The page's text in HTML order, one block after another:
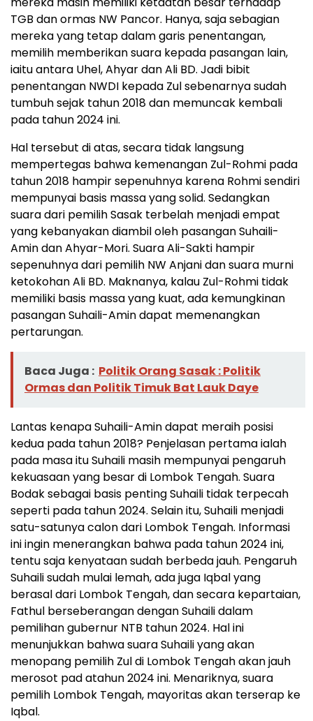
TGB dan ormas NW Pancor. Hanya, saja sebagian
mereka yang tetap dalam garis penentangan,
memilih memberikan suara kepada pasangan lain,
iaitu antara Uhel, Ahyar dan Ali BD. Jadi bibit
penentangan NWDI kepada Zul sebenarnya sudah
tumbuh sejak tahun 2018 dan memuncak kembali
pada tahun 2024 ini.
Hal tersebut di atas, secara tidak langsung
mempertegas bahwa kemenangan Zul-Rohmi pada
tahun 2018 hampir sepenuhnya karena Rohmi sendiri
mempunyai basis massa yang solid. Sedangkan
suara dari pemilih Sasak terbelah menjadi empat
yang kebanyakan diambil oleh pasangan Suhaili-
Amin dan Ahyar-Mori. Suara Ali-Sakti hampir
sepenuhnya dari pemilih NW Anjani dan suara murni
ketokohan Ali BD. Maknanya, kalau Zul-Rohmi tidak
memiliki basis massa yang kuat, ada kemungkinan
pasangan Suhaili-Amin dapat memenangkan
pertarungan.
Baca Juga : Politik Orang Sasak : Politik
Ormas dan Politik Timuk Bat Lauk Daye
Lantas kenapa Suhaili-Amin dapat meraih posisi
kedua pada tahun 2018? Penjelasan pertama ialah
pada masa itu Suhaili masih mempunyai pengaruh
kekuasaan yang besar di Lombok Tengah. Suara
Bodak sebagai basis penting Suhaili tidak terpecah
seperti pada tahun 2024. Selain itu, Suhaili menjadi
satu-satunya calon dari Lombok Tengah. Informasi
ini ingin menerangkan bahwa pada tahun 2024 ini,
tentu saja kenyataan sudah berbeda jauh. Pengaruh
Suhaili sudah mulai lemah, ada juga Iqbal yang
berasal dari Lombok Tengah, dan secara kepartaian,
Fathul berseberangan dengan Suhaili dalam
pemilihan gubernur NTB tahun 2024. Hal ini
menunjukkan bahwa suara Suhaili yang akan
menopang pemilih Zul di Lombok Tengah akan jauh
merosot pad atahun 2024 ini. Menariknya, suara
pemilih Lombok Tengah, mayoritas akan terserap ke
Iqbal.